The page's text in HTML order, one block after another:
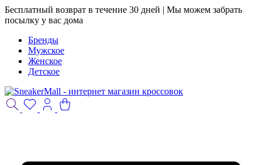
Бесплатный возврат в течение 30 дней | Мы можем забрать
посылку у вас дома
Бренды
Мужское
Женское
Детское